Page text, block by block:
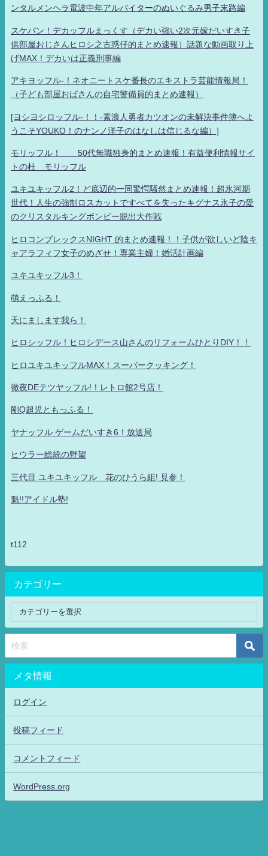
ンタルメンヘラ電波中年アルバイターのぬいぐるみ男子末路編
スケバン！デカッフルまっくす（デカい強い2次元嫁だいすき子
供部屋おじさんヒロシ之古惑仔的まとめ速報）話題な動画取り上
げMAX！デカいは正義刑事編
アキヨッフル-！ネオニートスケ番長のエキストラ芸能情報局！
（子ども部屋おばさんの自宅警備員的まとめ速報）
[ヨシヨシロッフル-！！-素浪人勇者カツオンの未解決事件簿へよ
うこそYOUKO！のナンノ洋子のはなしは信じるな編）]
モリッフル！ 50代無職独身的まとめ速報！有益便利情報サイ
トの杜 モリッフル
ユキユキッフル2！ど底辺的一同驚愕騒然まとめ速報！超氷河期
世代！人生の強制ロスカットですべてを失ったキグナス氷子の愛
のクリスタルキングボンビー脱出大作戦
ヒロコンプレックスNIGHT 的まとめ速報！！子供が欲しいど陰キ
ャアラフィフ女子のめざせ！専業主婦！婚活計画編
ユキユキッフル3！
萌えっふる！
天にまします我ら！
ヒロシッフル！ヒロシデース山さんのリフォームひとりDIY！！
ヒロユキユキッフルMAX！スーパークッキング！
徹夜DEテツヤッフル!！レトロ館2号店！
剛Q超児ともっふる！
ヤナッフル ゲームだいすき6！放送局
ヒウラー総統の野望
三代目 ユキユキッフル 花のひうら組! 見参！
魁!!アイドル塾!
t112
カテゴリー
メタ情報
ログイン
投稿フィード
コメントフィード
WordPress.org